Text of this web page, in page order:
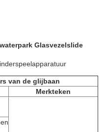
Glasvezelslide
van de glijbaan
Merkteken